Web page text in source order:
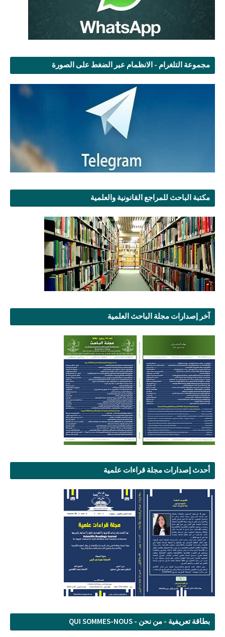
مجموعة التلغرام - الانظمام عبر الضغط على الصورة
مكتبة الباحث للمراجع القانونية والعلمية
آخر إصدارات مجلة الباحث العلمية
أحدث إصدارات مجلة قراءات علمية
بطاقة تعريفية - من نحن - QUI SOMMES-NOUS